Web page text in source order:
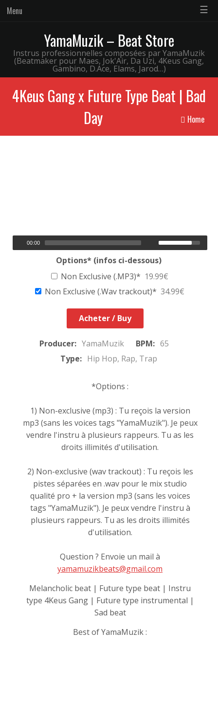
Menu ☰
YamaMuzik – Beat Store
Instrus professionnelles composées par YamaMuzik
(Beatmaker pour Maes, Jok'Air, Da Uzi, 4Keus Gang,
Gambino, D.Ace, Elams, Jarod…)
4Keus Gang x Future Type Beat | Bad
Day
Home
00:00
Options* (infos ci-dessous)
Non Exclusive (.MP3)* 19.99€
Non Exclusive (.Wav trackout)* 34.99€
Acheter / Buy
Producer: YamaMuzik BPM: 65
Type: Hip Hop, Rap, Trap
*Options :
1) Non-exclusive (mp3) : Tu reçois la version
mp3 (sans les voices tags "YamaMuzik"). Je peux
vendre l'instru à plusieurs rappeurs. Tu as les
droits illimités d'utilisation.
2) Non-exclusive (wav trackout) : Tu reçois les
pistes séparées en .wav pour le mix studio
qualité pro + la version mp3 (sans les voices
tags "YamaMuzik"). Je peux vendre l'instru à
plusieurs rappeurs. Tu as les droits illimités
d'utilisation.
Question ? Envoie un mail à
yamamuzikbeats@gmail.com
Melancholic beat | Future type beat | Instru
type 4Keus Gang | Future type instrumental |
Sad beat
Best of YamaMuzik :